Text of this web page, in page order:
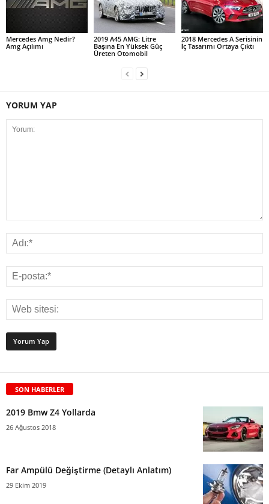
Mercedes Amg Nedir?
Amg Açılımı
2019 A45 AMG: Litre
Başına En Yüksek Güç
Üreten Otomobil
2018 Mercedes A Serisinin
İç Tasarımı Ortaya Çıktı
YORUM YAP
SON HABERLER
2019 Bmw Z4 Yollarda
26 Ağustos 2018
Far Ampülü Değiştirme (Detaylı Anlatım)
29 Ekim 2019